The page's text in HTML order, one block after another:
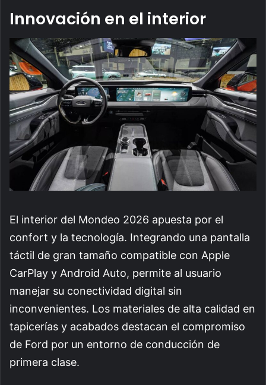
Innovación en el interior
El interior del Mondeo 2026 apuesta por el
confort y la tecnología. Integrando una pantalla
táctil de gran tamaño compatible con Apple
CarPlay y Android Auto, permite al usuario
manejar su conectividad digital sin
inconvenientes. Los materiales de alta calidad en
tapicerías y acabados destacan el compromiso
de Ford por un entorno de conducción de
primera clase.